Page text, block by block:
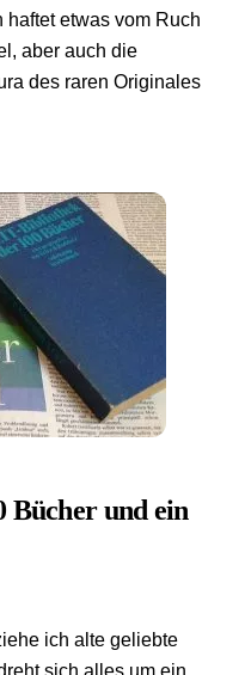
etwas vom Ruch
aber auch die
des raren Originales
Bücher und ein
ich alte geliebte
sich alles um ein